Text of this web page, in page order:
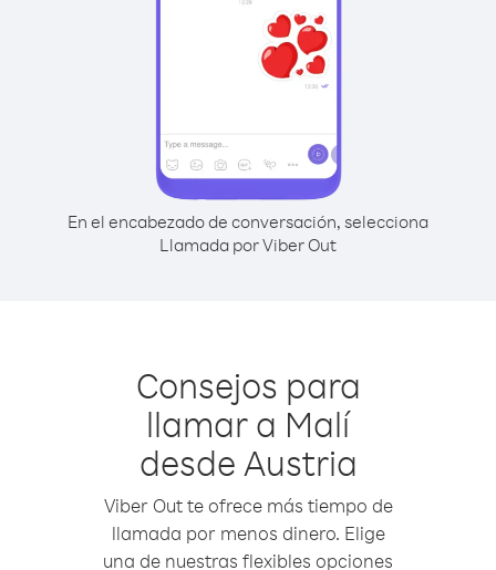
En el encabezado de conversación, selecciona
Llamada por Viber Out
Consejos para
llamar a Malí
desde Austria
Viber Out te ofrece más tiempo de
llamada por menos dinero. Elige
una de nuestras flexibles opciones